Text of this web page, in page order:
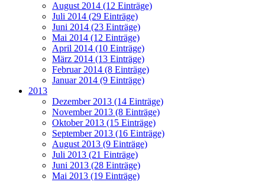
August 2014 (12 Einträge)
Juli 2014 (29 Einträge)
Juni 2014 (23 Einträge)
Mai 2014 (12 Einträge)
April 2014 (10 Einträge)
März 2014 (13 Einträge)
Februar 2014 (8 Einträge)
Januar 2014 (9 Einträge)
2013
Dezember 2013 (14 Einträge)
November 2013 (8 Einträge)
Oktober 2013 (15 Einträge)
September 2013 (16 Einträge)
August 2013 (9 Einträge)
Juli 2013 (21 Einträge)
Juni 2013 (28 Einträge)
Mai 2013 (19 Einträge)